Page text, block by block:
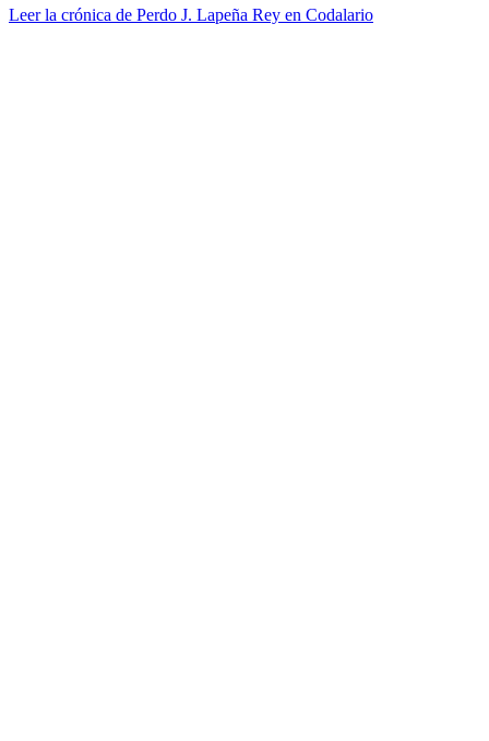
Leer la crónica de Perdo J. Lapeña Rey en Codalario